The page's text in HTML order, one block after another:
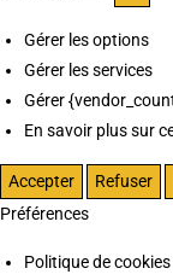
Gérer les options
Gérer les services
Gérer
En savoir plus sur
Accepter Refuser
Préférences
Politique de cookies